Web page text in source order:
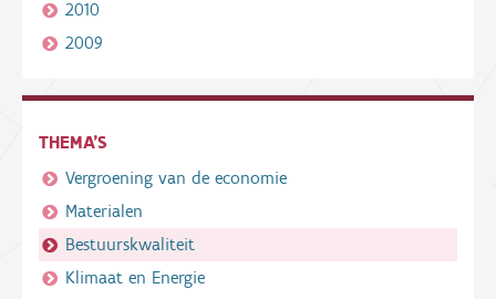
2010
2009
THEMA'S
Vergroening van de economie
Materialen
Bestuurskwaliteit
Klimaat en Energie